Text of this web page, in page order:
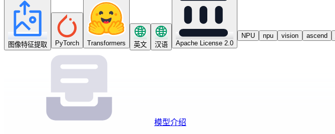
图像特征提取 PyTorch Transformers 英文 汉语 Apache License 2.0
NPU npu vision ascend
模型介绍